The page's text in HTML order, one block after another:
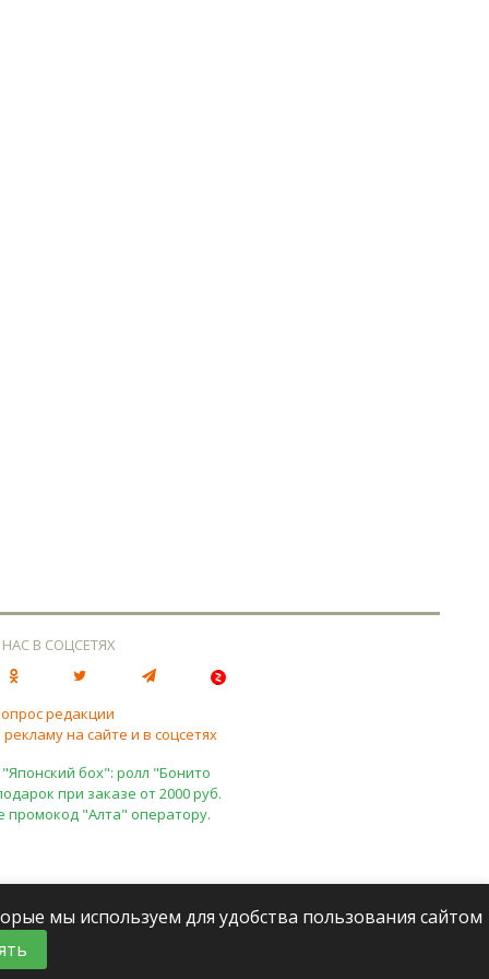
В СОЦСЕТЯХ
редакции
на сайте и в соцсетях
бох": ролл "Бонито
при заказе от 2000 руб.
промокод "Алта" оператору.
мы используем для удобства пользования сайтом